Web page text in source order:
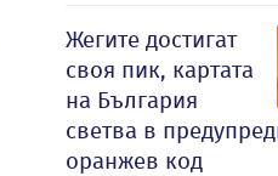
Жегите достигат
своя пик, картата
на България
светва в
оранжев код